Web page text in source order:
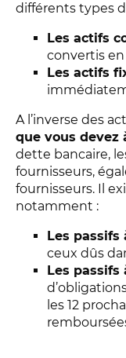
différents types
Les actifs
convertis en
Les actifs
A l’inverse des
que vous devez
dette bancaire,
fournisseurs,
fournisseurs. Il
notamment :
Les passifs
ceux dûs
Les passifs
les 12